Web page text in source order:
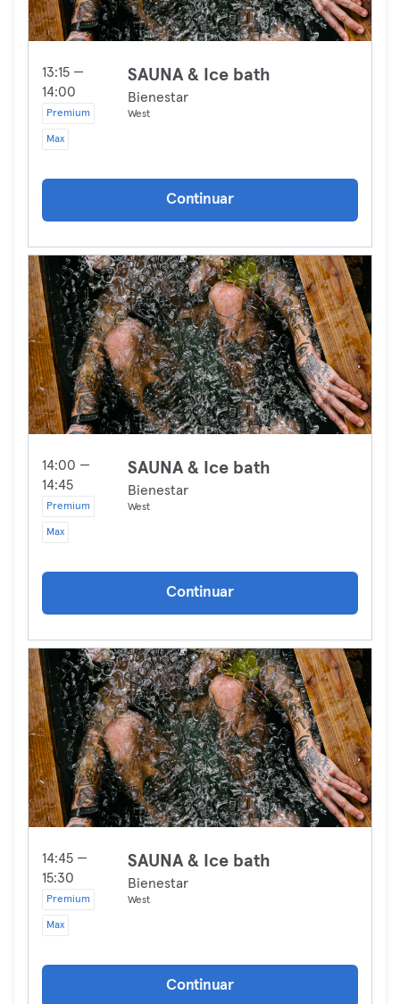
13:15 —
14:00
Premium
Max
SAUNA & Ice bath
Bienestar
West
Continuar
14:00 —
14:45
Premium
Max
SAUNA & Ice bath
Bienestar
West
Continuar
14:45 —
15:30
Premium
Max
SAUNA & Ice bath
Bienestar
West
Continuar